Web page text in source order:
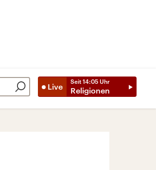
Live
Seit 14:05 Uhr
Religionen